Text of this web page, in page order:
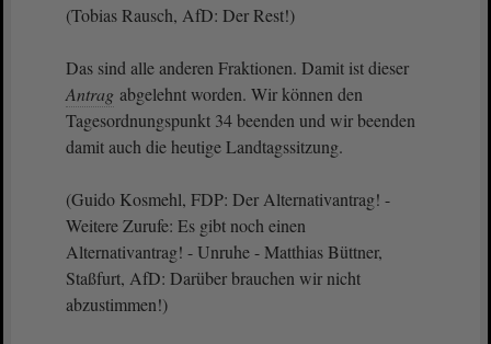
(Tobias Rausch, AfD: Der Rest!)
Das sind alle anderen Fraktionen. Damit ist dieser
Antrag abgelehnt worden. Wir können den
Tagesordnungspunkt 34 beenden und wir beenden
damit auch die heutige Landtagssitzung.
(Guido Kosmehl, FDP: Der Alternativantrag! -
Weitere Zurufe: Es gibt noch einen
Alternativantrag! - Unruhe - Matthias Büttner,
Staßfurt, AfD: Darüber brauchen wir nicht
abzustimmen!)